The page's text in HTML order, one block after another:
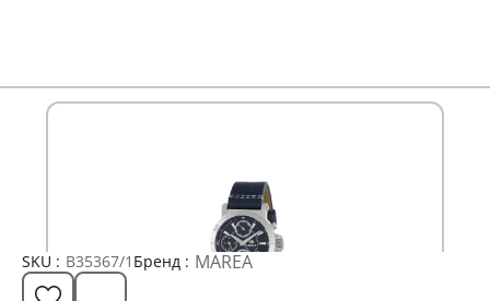
SKU : B35367/1 Бренд : MAREA